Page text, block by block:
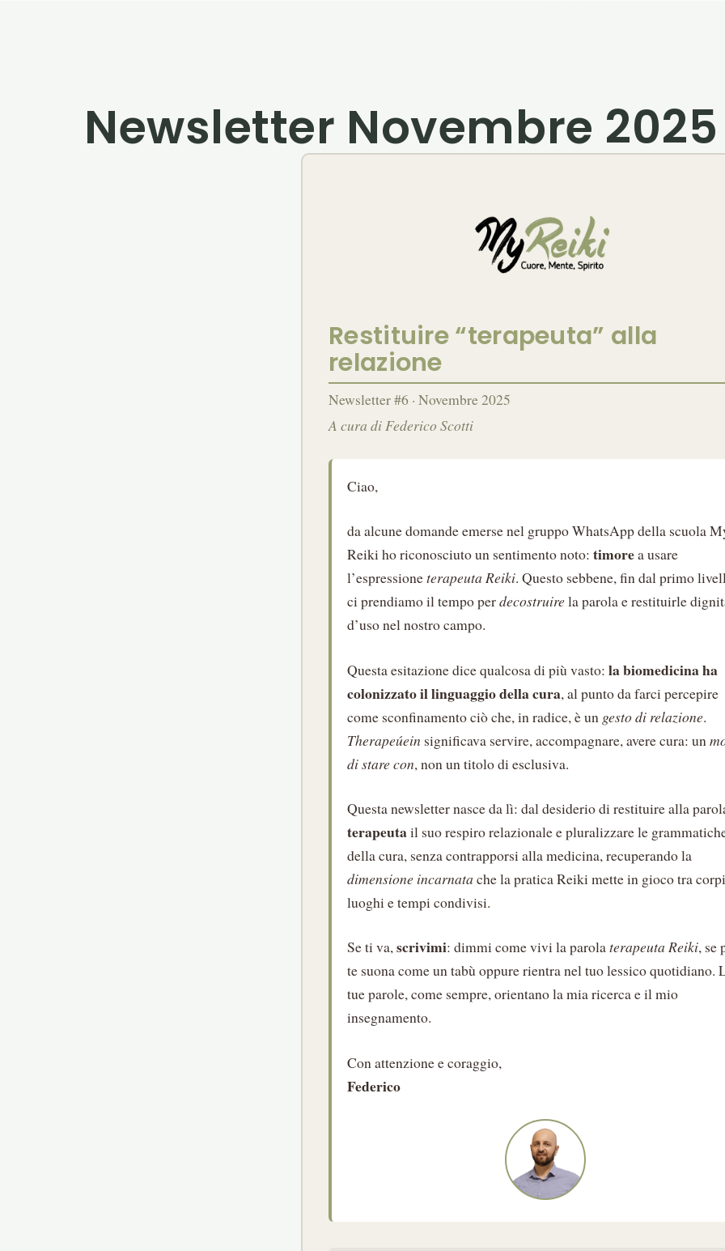
Newsletter Novembre
Restituire “terapeuta” alla
relazione
Newsletter #6 · Novembre 2025
A cura di Federico Scotti
Ciao,
da alcune domande emerse nel gruppo WhatsApp della scuola
Reiki ho riconosciuto un sentimento noto:timorea usare
l’espressioneterapeuta Reiki. Questo sebbene, fin dal primo
ci prendiamo il tempo perdecostruirela parola e restituirle
d’uso nel nostro campo.
Questa esitazione dice qualcosa di più vasto:la biomedicina ha
colonizzato il linguaggio della cura, al punto da farci percepire
come sconfinamento ciò che, in radice, è un gesto di relazione.
Therapeúein significava servire, accompagnare, avere cura: un
di stare con, non un titolo di esclusiva.
Questa newsletter nasce da lì: dal desiderio di restituire alla
terapeutail suo respiro relazionale e pluralizzare le
della cura, senza contrapporsi alla medicina, recuperando la
dimensione incarnata che la pratica Reiki mette in gioco tra
luoghi e tempi condivisi.
Se ti va,scrivimi: dimmi come vivi la parolaterapeuta Reiki, se
te suona come un tabù oppure rientra nel tuo lessico quotidiano.
tue parole, come sempre, orientano la mia ricerca e il mio
insegnamento.
Con attenzione e coraggio,
Federico